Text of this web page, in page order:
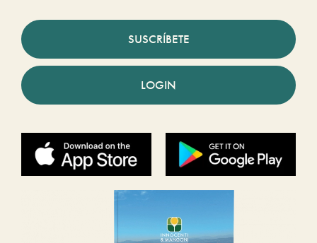
SUSCRÍBETE
LOGIN